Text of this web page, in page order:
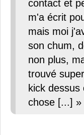
contact et
m'a écrit
mais moi
son chum,
non plus,
trouvé
kick dessus
chose [...] »